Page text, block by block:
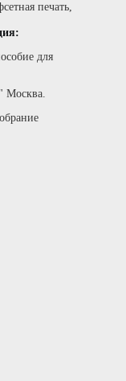
печать,
для
Москва.